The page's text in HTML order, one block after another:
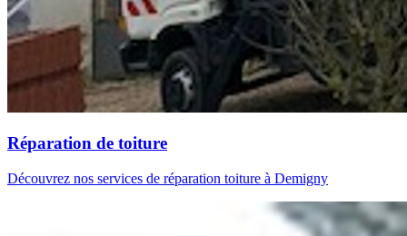
Réparation de toiture
Découvrez nos services de réparation toiture à Demigny